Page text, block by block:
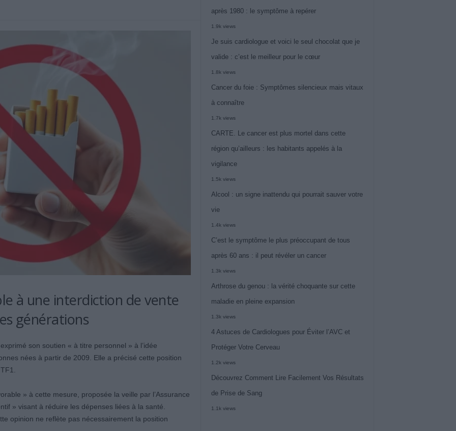
à une interdiction de vente
générations
son soutien « à titre personnel » à l’idée
nées à partir de 2009. Elle a précisé cette position
» à cette mesure, proposée la veille par l’Assurance
» visant à réduire les dépenses liées à la santé.
opinion ne reflète pas nécessairement la position
après 1980 : le symptôme à repérer
1.9k views
Je suis cardiologue et voici le seul chocolat que je
valide : c’est le meilleur pour le cœur
1.8k views
Cancer du foie : Symptômes silencieux mais vitaux
à connaître
1.7k views
CARTE. Le cancer est plus mortel dans cette
région qu’ailleurs : les habitants appelés à la
vigilance
1.5k views
Alcool : un signe inattendu qui pourrait sauver votre
vie
1.4k views
C’est le symptôme le plus préoccupant de tous
après 60 ans : il peut révéler un cancer
1.3k views
Arthrose du genou : la vérité choquante sur cette
maladie en pleine expansion
1.3k views
4 Astuces de Cardiologues pour Éviter l’AVC et
Protéger Votre Cerveau
1.2k views
Découvrez Comment Lire Facilement Vos Résultats
de Prise de Sang
1.1k views